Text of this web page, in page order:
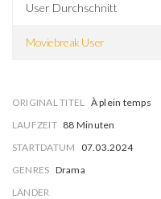
User Durchschnitt
Moviebreak User
ORIGINAL TITEL À plein temps
LAUFZEIT 88 Minuten
STARTDATUM
07.03.2024
GENRES Drama
LÄNDER